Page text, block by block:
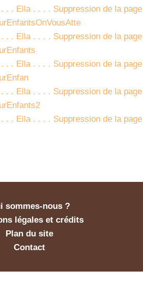
. . Ella . . . . Suppression de la page
. . Ella . . . . Suppression de la page
. . Ella . . . . Suppression de la page
. . Ella . . . . Suppression de la page
. . Ella . . . . Suppression de la page
sommes-nous ?
légales et crédits
Plan du site
Contact